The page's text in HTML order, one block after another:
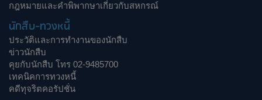
กฎหมายและคำพิพากษาเกี่ยวกับสหกรณ์
นักสืบ-ทวงหนี้
ประวัติและการทำงานของนักสืบ
ข่าวนักสืบ
คุยกับนักสืบ โทร 02-9485700
เทคนิคการทวงหนี้
คดีทุจริตคอรัปชั่น